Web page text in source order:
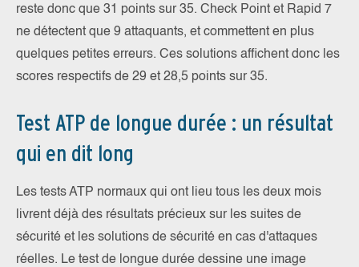
reste donc que 31 points sur 35. Check Point et Rapid 7
ne détectent que 9 attaquants, et commettent en plus
quelques petites erreurs. Ces solutions affichent donc les
scores respectifs de 29 et 28,5 points sur 35.
Test ATP de longue durée : un résultat
qui en dit long
Les tests ATP normaux qui ont lieu tous les deux mois
livrent déjà des résultats précieux sur les suites de
sécurité et les solutions de sécurité en cas d'attaques
réelles. Le test de longue durée dessine une image